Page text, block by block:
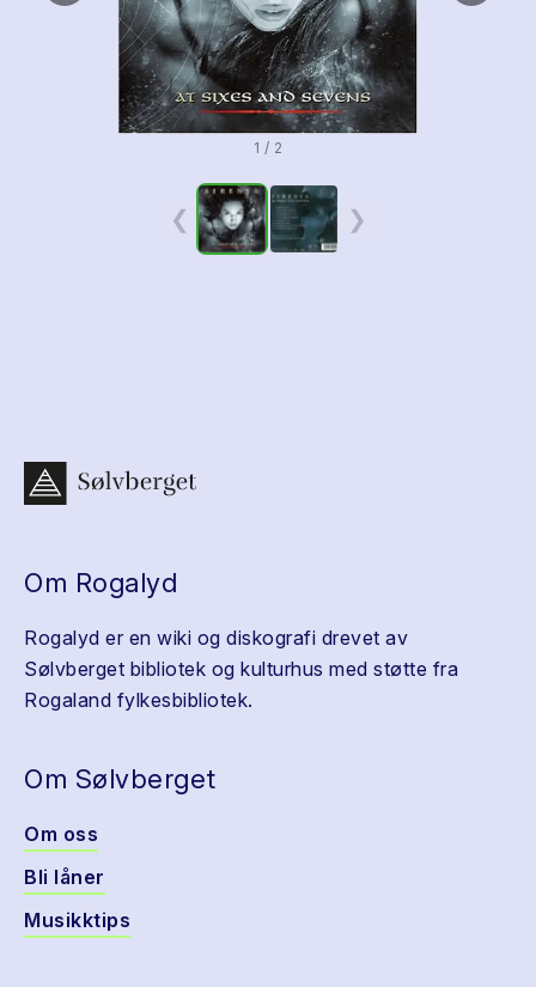
1 / 2
❮ ❯
Om Rogalyd
Rogalyd er en wiki og diskografi drevet av
Sølvberget bibliotek og kulturhus med støtte fra
Rogaland fylkesbibliotek.
Om Sølvberget
Om oss
Bli låner
Musikktips